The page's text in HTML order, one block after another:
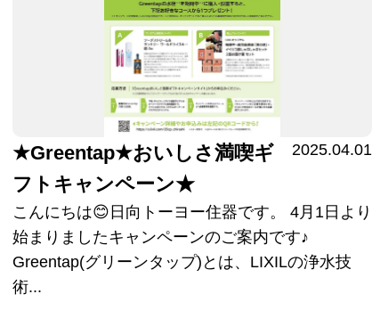
★Greentap★おいしさ満喫ギ
フトキャンペーン★
2025.04.01
こんにちは😊日向トーヨー住器です。 4月1日より
始まりましたキャンペーンのご案内です♪
Greentap(グリーンタップ)とは、LIXILの浄水技
術...